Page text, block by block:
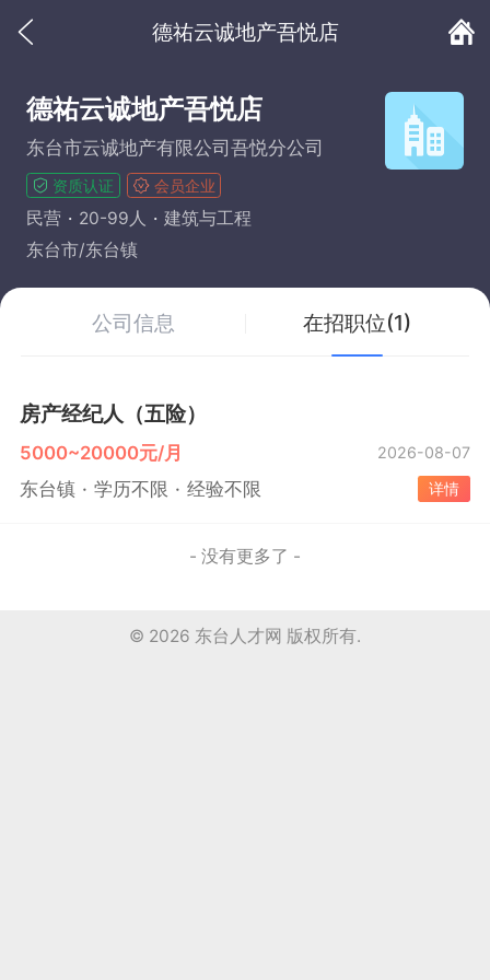
德祐云诚地产吾悦店
德祐云诚地产吾悦店
东台市云诚地产有限公司吾悦分公司
资质认证 会员企业
民营 20-99人
建筑与工程
东台市/东台镇
公司信息 在招职位(1)
房产经纪人（五险）
5000~20000元/月 2026-08-07
东台镇 学历不限 经验不限 详情
- 没有更多了 -
© 2026 东台人才网 版权所有.